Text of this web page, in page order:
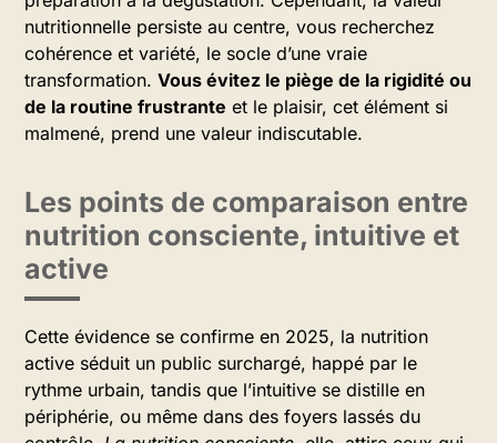
nutritionnelle persiste au centre, vous recherchez
cohérence et variété, le socle d’une vraie
transformation. Vous évitez le piège de la rigidité ou
de la routine frustrante et le plaisir, cet élément si
malmené, prend une valeur indiscutable.
Les points de comparaison entre
nutrition consciente, intuitive et
active
Cette évidence se confirme en 2025, la nutrition
active séduit un public surchargé, happé par le
rythme urbain, tandis que l’intuitive se distille en
périphérie, ou même dans des foyers lassés du